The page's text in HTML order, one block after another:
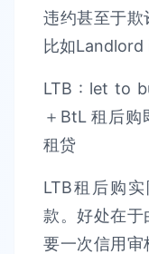
违约甚至于欺
比如Landlord
LTB : let to
＋BtL 租后购
租贷
LTB租后购
款。好处在
要一次信用审